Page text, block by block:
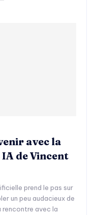
avec la
de Vincent
prend le pas sur
un peu audacieux de
rencontre avec la